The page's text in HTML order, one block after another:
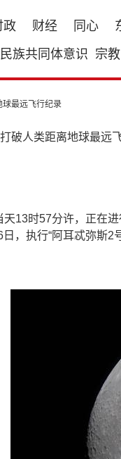
政 财经 同心
族共同体意识 宗教
球最远飞行纪录
13时57分许，正在
，执行“阿耳忒弥斯